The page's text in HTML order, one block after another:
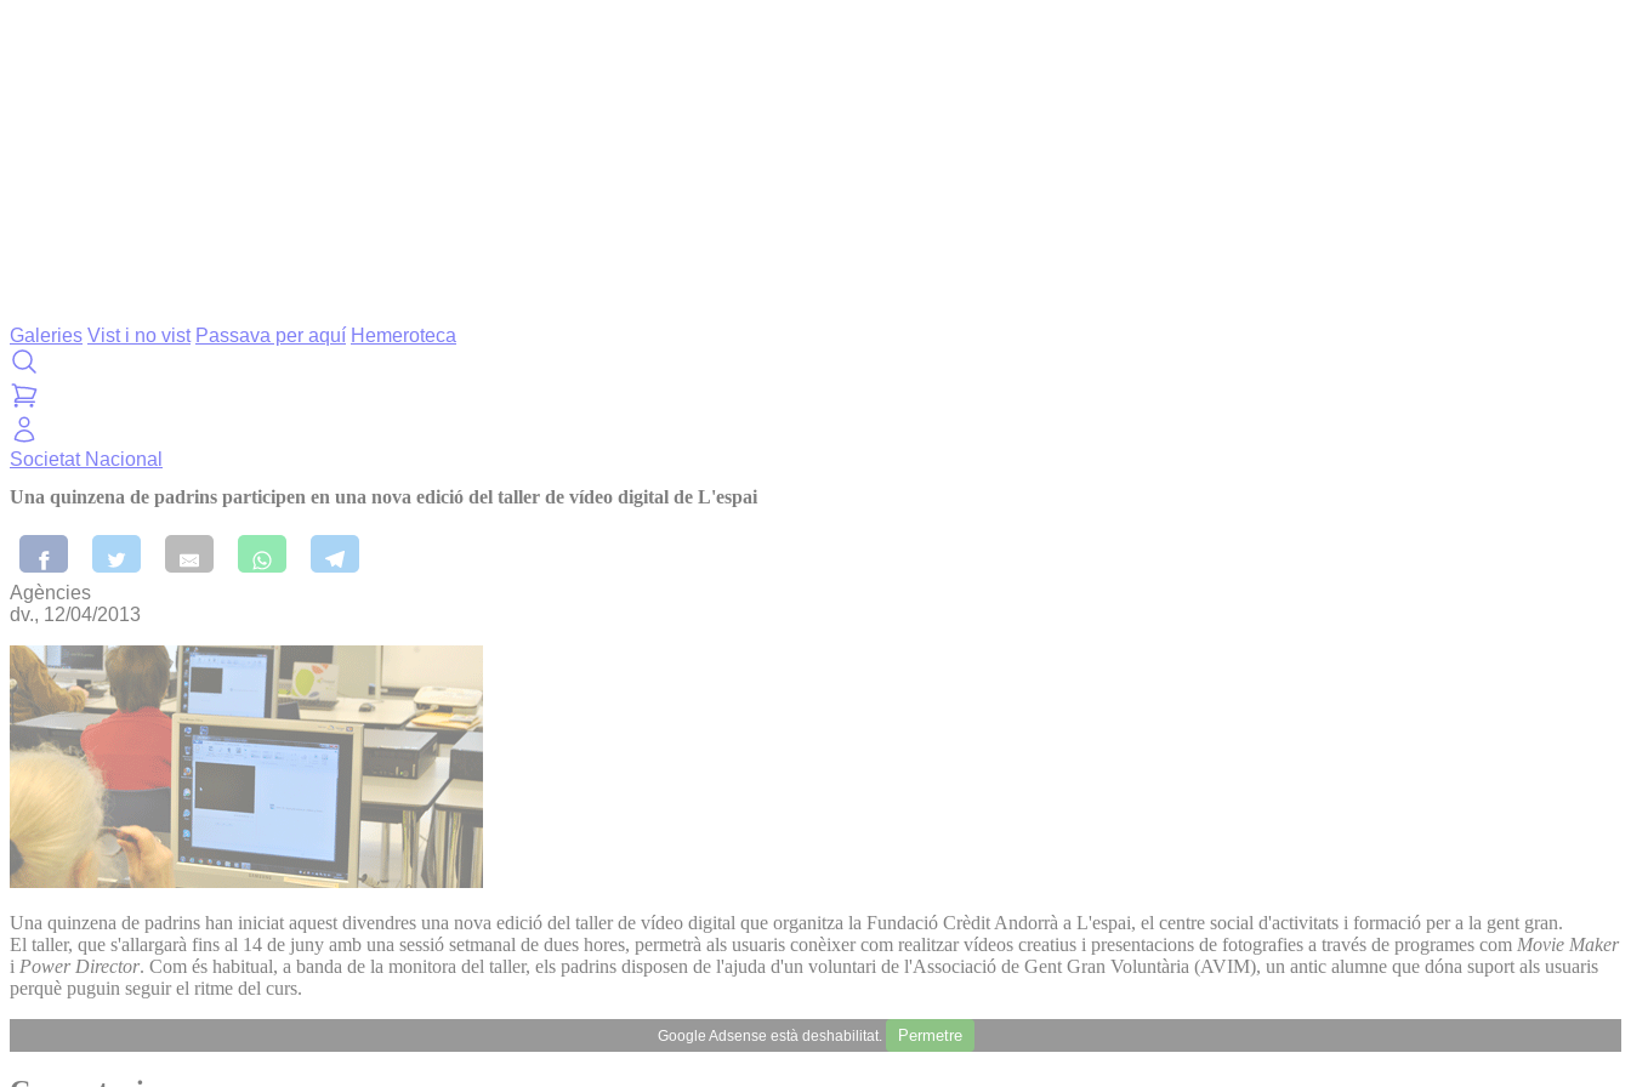
Galeries Vist i no vist Passava per aquí Hemeroteca
Societat Nacional
Una quinzena de padrins participen en una nova edició del taller de vídeo digital de L'espai
Agències
dv., 12/04/2013
Una quinzena de padrins han iniciat aquest divendres una nova edició del taller de vídeo digital que organitza la Fundació Crèdit Andorrà a L'espai, el centre social d'activitats i formació per a la gent gran.
El taller, que s'allargarà fins al 14 de juny amb una sessió setmanal de dues hores, permetrà als usuaris conèixer com realitzar vídeos creatius i presentacions de fotografies a través de programes com Movie Maker
i Power Director. Com és habitual, a banda de la monitora del taller, els padrins disposen de l'ajuda d'un voluntari de l'Associació de Gent Gran Voluntària (AVIM), un antic alumne que dóna suport als usuaris
perquè puguin seguir el ritme del curs.
Google Adsense està deshabilitat. Permetre